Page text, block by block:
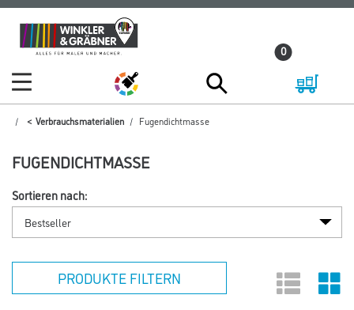
Zum
Inhalt
Zum
Navigationsmenü
0
Verbrauchsmaterialien Fugendichtmasse
FUGENDICHTMASSE
Sortieren nach:
PRODUKTE FILTERN